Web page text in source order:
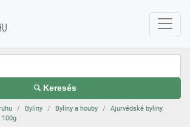
Keresés
Byliny Byliny a houby
Ajurvédské byliny
100g